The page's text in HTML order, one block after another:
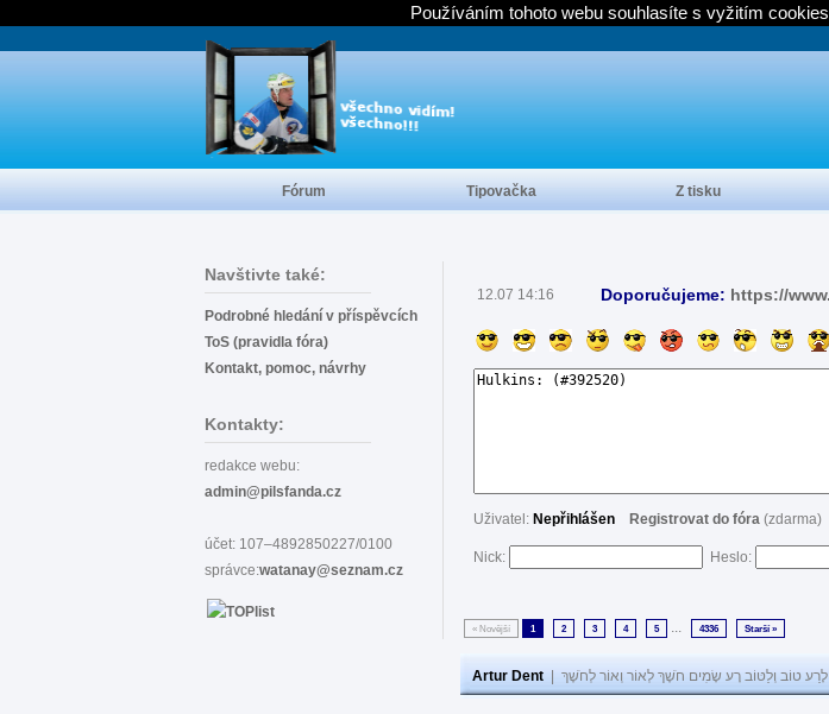
Navštivte také:
Podrobné hledání v příspěvcích
ToS (pravidla fóra)
Kontakt, pomoc, návrhy
Kontakty:
redakce webu:
admin@pilsfanda.cz
účet: 107–4892850227/0100
správce:watanay@seznam.cz
12.07 14:16 Doporučujeme: https://
Uživatel: Nepřihlášen Registrovat do fóra (zdarma)
Nick: Heslo:
« Novější 1 2 3 4 5 ... 4336 Starší »
Artur Dent טוֹב וְלַטּוֹב רָע שָׂמִים חֹשֶׁךְ לְאוֹר וְאוֹר לְחֹשֶׁךְ
Fórum Tipovačka Z tisku
Používáním tohoto webu souhlasíte s vyžitím